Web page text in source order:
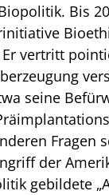
Bis
vertritt
seine
Fragen
der
gebildete